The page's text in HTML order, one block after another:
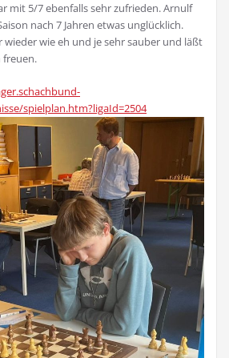
mit 5/7 ebenfalls sehr zufrieden. Arnulf
nach 7 Jahren etwas unglücklich.
wieder wie eh und je sehr sauber und läßt
freuen.
spielplan.htm?ligaId=2504